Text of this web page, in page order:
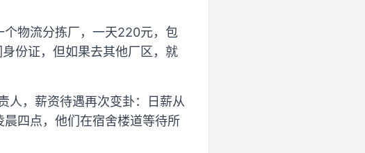
个物流分拣厂，一天220元，包
份证，但如果去其他厂区，就
人，薪资待遇再次变卦：日薪从
四点，他们在宿舍楼道等待所